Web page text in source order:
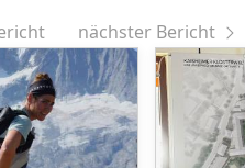
nächster Bericht